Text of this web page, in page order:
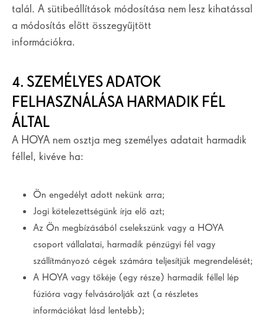
talál. A sütibeállítások módosítása nem lesz kihatással
a módosítás előtt összegyűjtött
információkra.
4. SZEMÉLYES ADATOK
FELHASZNÁLÁSA HARMADIK FÉL
ÁLTAL
A HOYA nem osztja meg személyes adatait harmadik
féllel, kivéve ha:
Ön engedélyt adott nekünk arra;
Jogi kötelezettségünk írja elő azt;
Az Ön megbízásából cselekszünk vagy a HOYA
csoport vállalatai, harmadik pénzügyi fél vagy
szállítmányozó cégek számára teljesítjük megrendelését;
A HOYA vagy tőkéje (egy része) harmadik féllel lép
fúzióra vagy felvásárolják azt (a részletes
információkat lásd lentebb);